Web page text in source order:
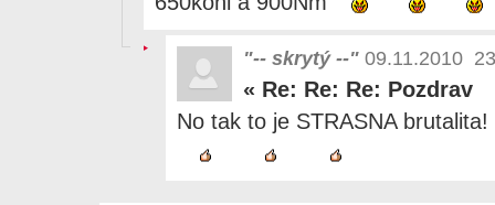
"-- skrytý --" 09.11.2010
« Re: Re: Re: Pozdrav
No tak to je STRASNA